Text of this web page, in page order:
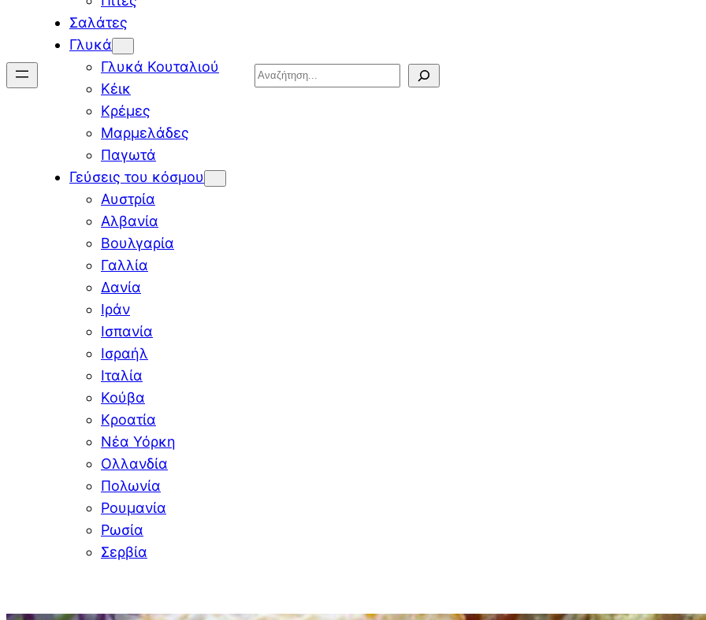
Σαλάτες
Γλυκά
Γλυκά Κουταλιού
Κέικ
Κρέμες
Μαρμελάδες
Παγωτά
Γεύσεις του κόσμου
Αυστρία
Αλβανία
Βουλγαρία
Γαλλία
Δανία
Ιράν
Ισπανία
Ισραήλ
Ιταλία
Κούβα
Κροατία
Νέα Υόρκη
Ολλανδία
Πολωνία
Ρουμανία
Ρωσία
Σερβία
Search